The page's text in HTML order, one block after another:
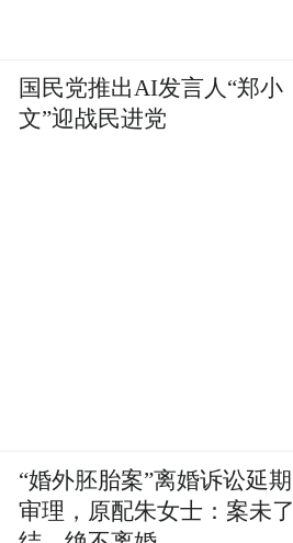
国民党推出AI发言人“郑小
文”迎战民进党
“婚外胚胎案”离婚诉讼延期
审理，原配朱女士：案未了